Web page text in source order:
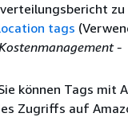
tags
-
können Tags mit
Zugriffs auf